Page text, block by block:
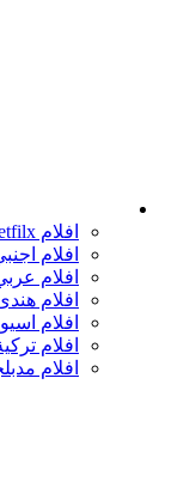
افلام Netfilx
افلام
افلام
افلام
افلام
افلام
افلام